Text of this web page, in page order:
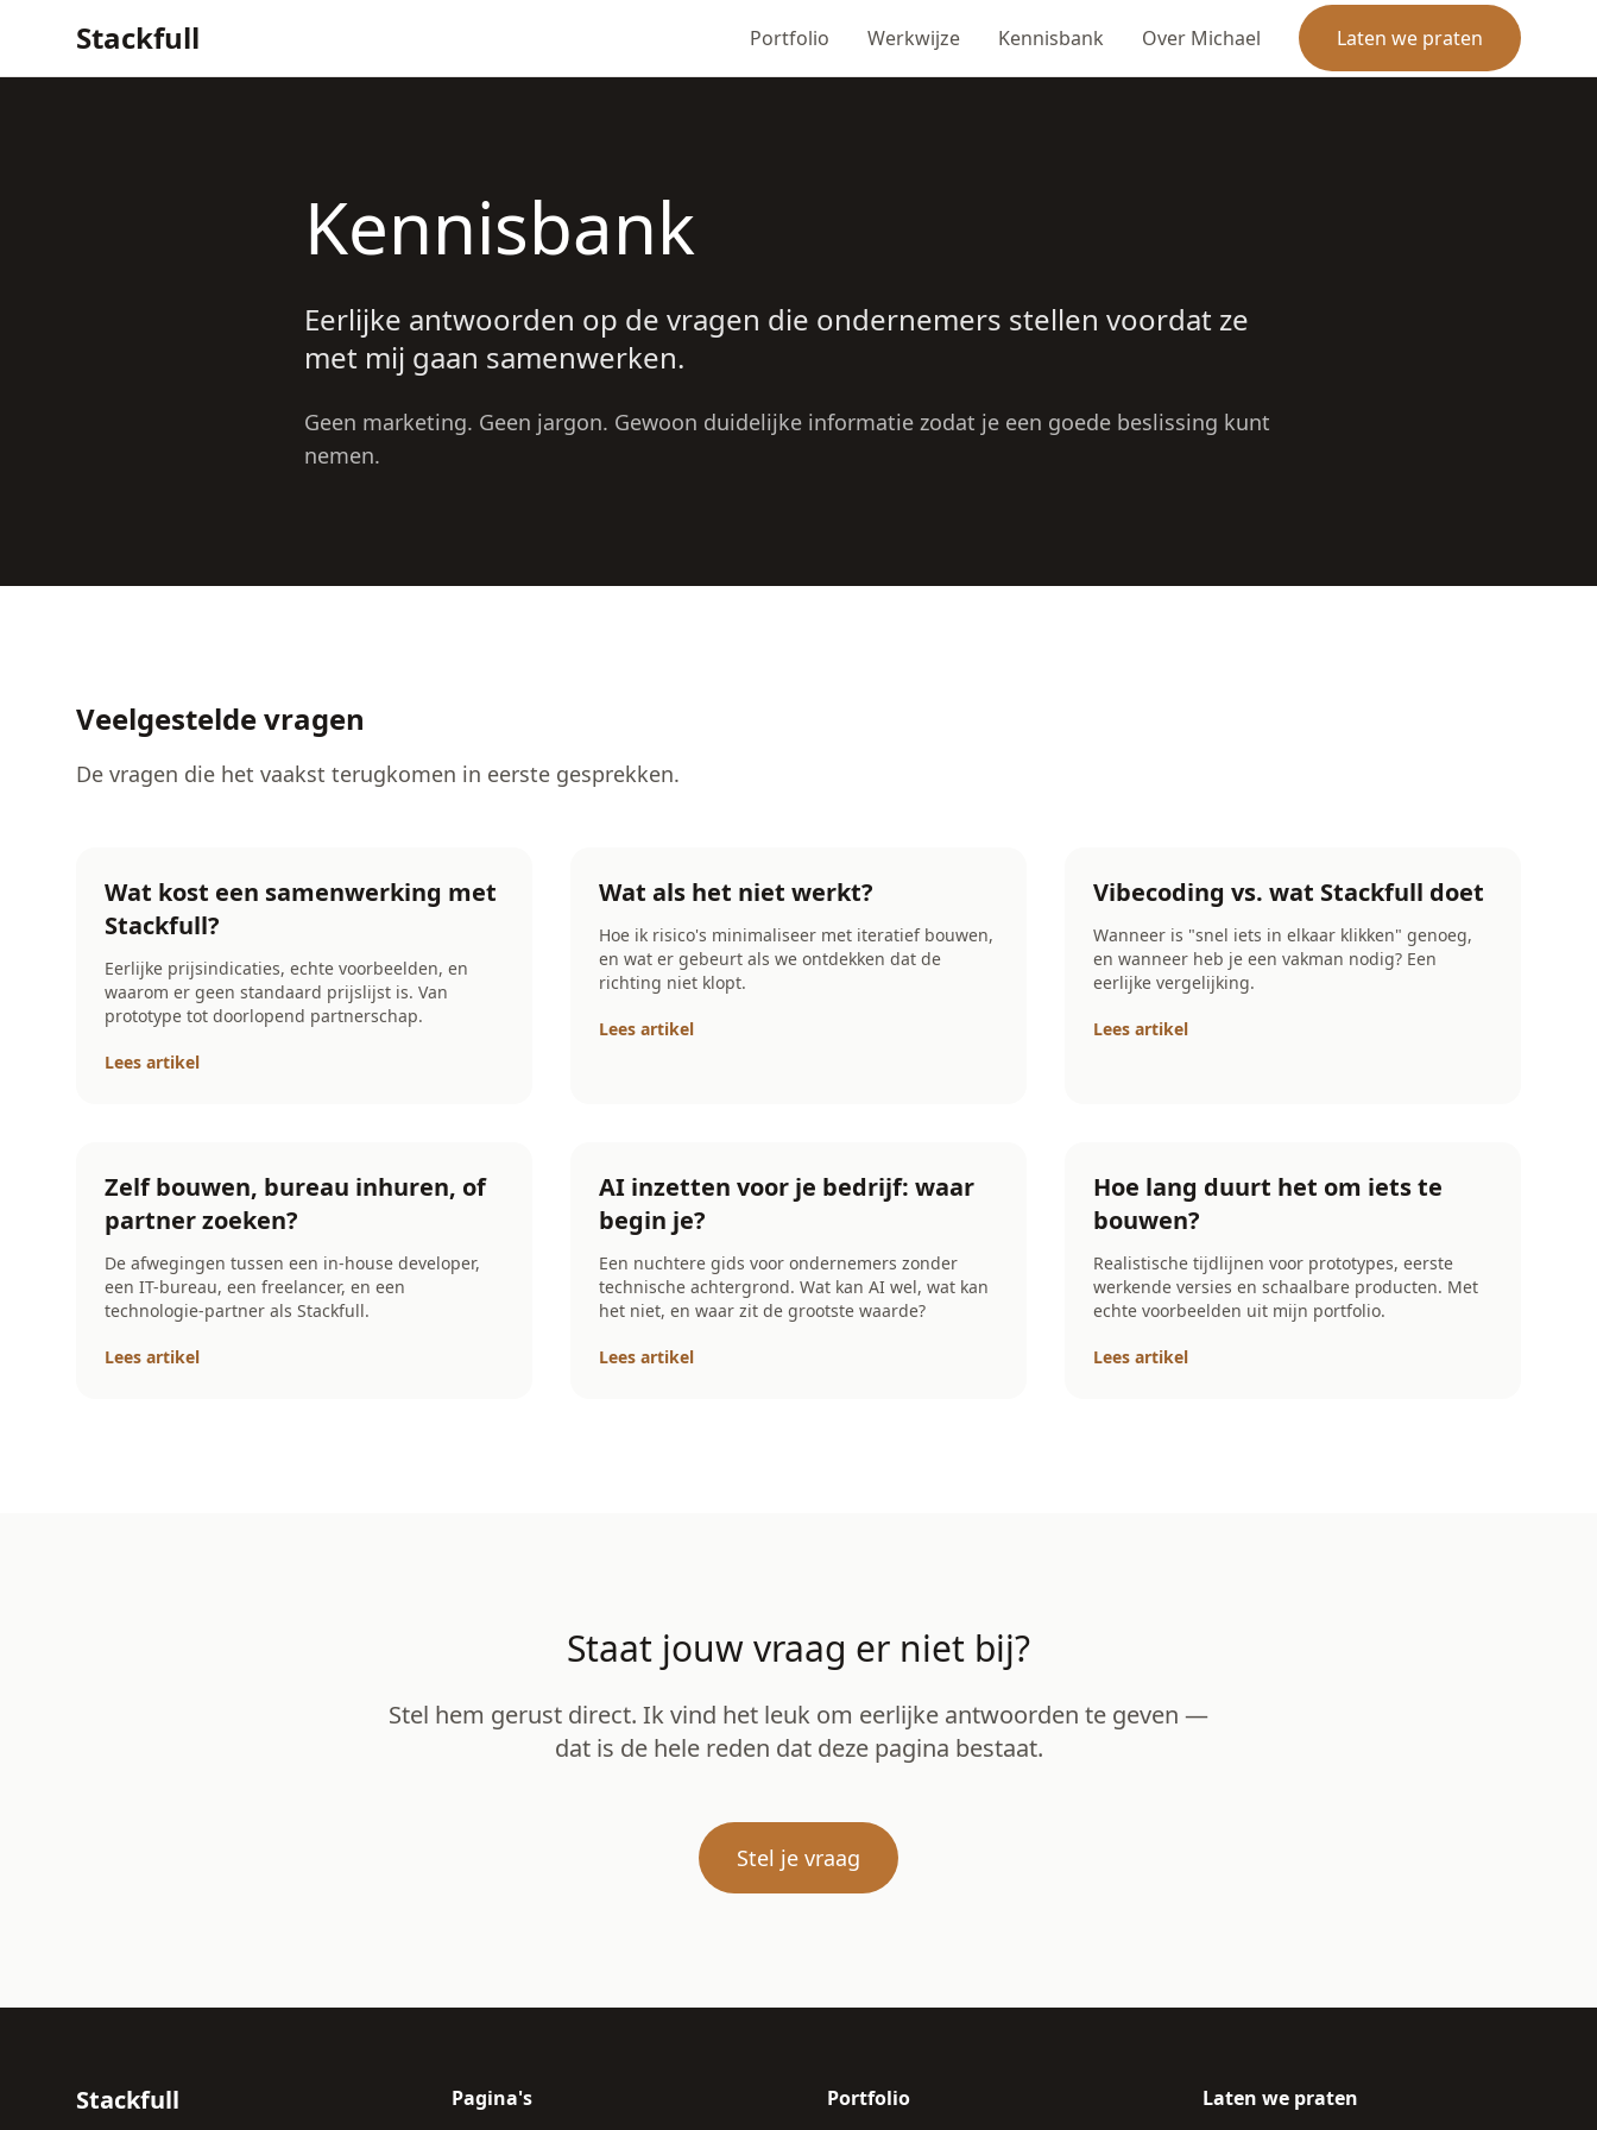
Stackfull Portfolio Werkwijze Kennisbank Over Michael Laten we praten
Kennisbank
Eerlijke antwoorden op de vragen die ondernemers stellen voordat ze
met mij gaan samenwerken.
Geen marketing. Geen jargon. Gewoon duidelijke informatie zodat je een goede beslissing kunt
nemen.
Veelgestelde vragen
De vragen die het vaakst terugkomen in eerste gesprekken.
Wat kost een samenwerking met
Stackfull?
Eerlijke prijsindicaties, echte voorbeelden, en
waarom er geen standaard prijslijst is. Van
prototype tot doorlopend partnerschap.
Lees artikel
Wat als het niet werkt?
Hoe ik risico's minimaliseer met iteratief bouwen,
en wat er gebeurt als we ontdekken dat de
richting niet klopt.
Lees artikel
Vibecoding vs. wat Stackfull doet
Wanneer is "snel iets in elkaar klikken" genoeg,
en wanneer heb je een vakman nodig? Een
eerlijke vergelijking.
Lees artikel
Zelf bouwen, bureau inhuren, of
partner zoeken?
De afwegingen tussen een in-house developer,
een IT-bureau, een freelancer, en een
technologie-partner als Stackfull.
Lees artikel
AI inzetten voor je bedrijf: waar
begin je?
Een nuchtere gids voor ondernemers zonder
technische achtergrond. Wat kan AI wel, wat kan
het niet, en waar zit de grootste waarde?
Lees artikel
Hoe lang duurt het om iets te
bouwen?
Realistische tijdlijnen voor prototypes, eerste
werkende versies en schaalbare producten. Met
echte voorbeelden uit mijn portfolio.
Lees artikel
Staat jouw vraag er niet bij?
Stel hem gerust direct. Ik vind het leuk om eerlijke antwoorden te geven —
dat is de hele reden dat deze pagina bestaat.
Stel je vraag
Stackfull Pagina's Portfolio Laten we praten